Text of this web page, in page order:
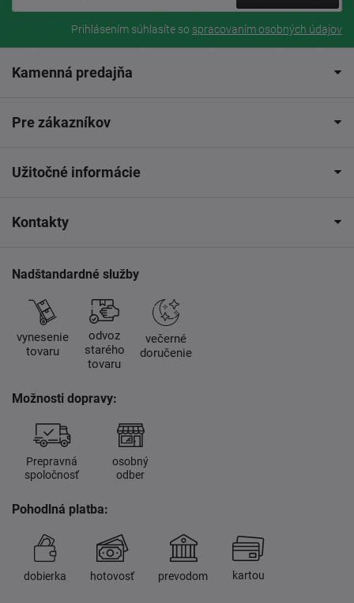
Prihlásením súhlasíte so spracovaním osobných údajov
Kamenná predajňa
Pre zákazníkov
Užitočné informácie
Kontakty
Nadštandardné služby
vynesenie
tovaru
odvoz
starého
tovaru
večerné
doručenie
Možnosti dopravy:
Prepravná
spoločnosť
osobný
odber
Pohodlná platba:
dobierka hotovosť prevodom kartou